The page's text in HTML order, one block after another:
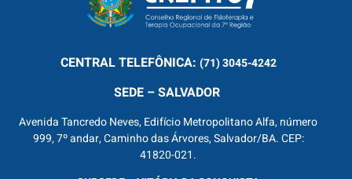
CENTRALTELEFÔNICA: (71) 3045-4242
SEDE – SALVADOR
Avenida Tancredo Neves, Edifício Metropolitano Alfa, número
999, 7º andar, Caminho das Árvores, Salvador/BA. CEP:
41820-021.